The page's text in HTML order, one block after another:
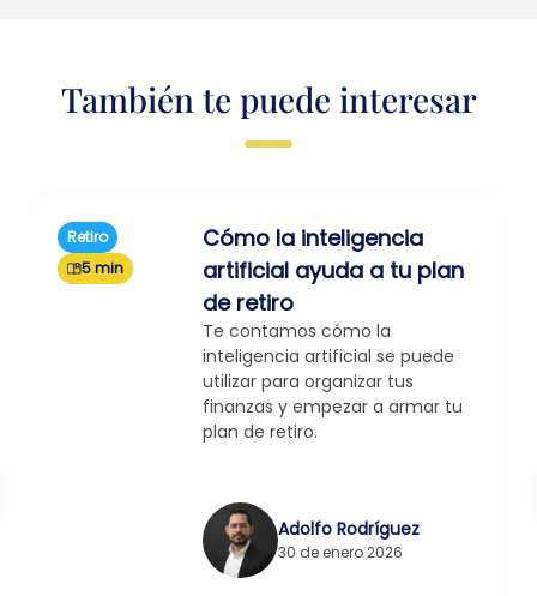
También te puede interesar
Retiro
5 min
Cómo la inteligencia
artificial ayuda a tu plan
de retiro
Te contamos cómo la
inteligencia artificial se puede
utilizar para organizar tus
finanzas y empezar a armar tu
plan de retiro.
Adolfo Rodríguez
30 de enero 2026